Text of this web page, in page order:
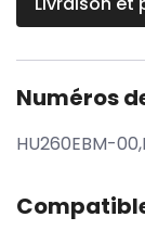
Numéros
HU260EBM-